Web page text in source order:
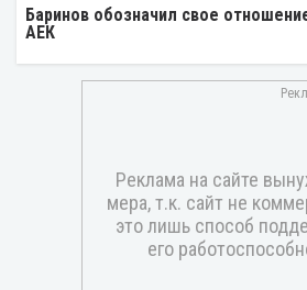
Баринов обозначил свое
АЕК